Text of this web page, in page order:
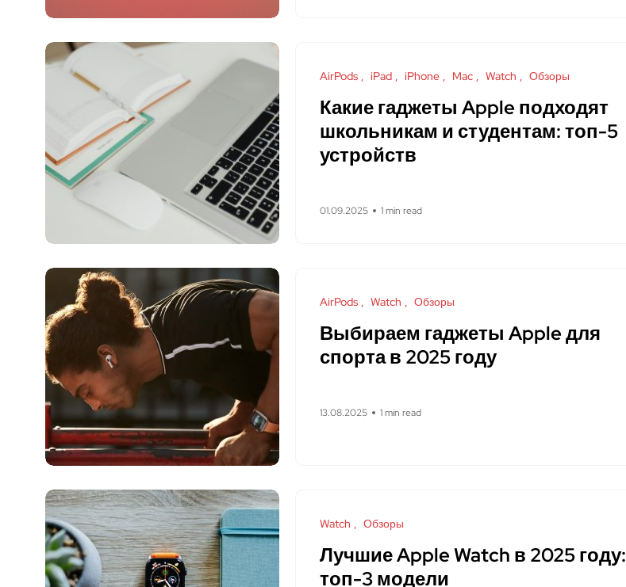
AirPods iPad iPhone Mac Watch Обзоры
Какие гаджеты Apple подходят
школьникам и студентам: топ-5
устройств
01.09.2025 1 min read
AirPods Watch Обзоры
Выбираем гаджеты Apple для
спорта в 2025 году
13.08.2025 1 min read
Watch Обзоры
Лучшие Apple Watch в 2025 году:
топ-3 модели